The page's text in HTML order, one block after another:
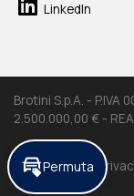
LinkedIn
Brotini S.p.A. -
2.500.000,00 € -
Cookie Policy |
Credits
Permuta